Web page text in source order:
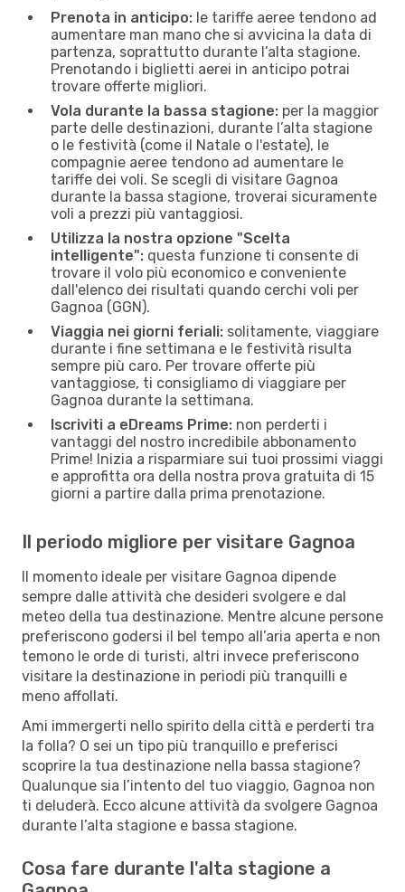
Prenota in anticipo: le tariffe aeree tendono ad
aumentare man mano che si avvicina la data di
partenza, soprattutto durante l’alta stagione.
Prenotando i biglietti aerei in anticipo potrai
trovare offerte migliori.
Vola durante la bassa stagione: per la maggior
parte delle destinazioni, durante l’alta stagione
o le festività (come il Natale o l'estate), le
compagnie aeree tendono ad aumentare le
tariffe dei voli. Se scegli di visitare Gagnoa
durante la bassa stagione, troverai sicuramente
voli a prezzi più vantaggiosi.
Utilizza la nostra opzione "Scelta
intelligente": questa funzione ti consente di
trovare il volo più economico e conveniente
dall'elenco dei risultati quando cerchi voli per
Gagnoa (GGN).
Viaggia nei giorni feriali: solitamente, viaggiare
durante i fine settimana e le festività risulta
sempre più caro. Per trovare offerte più
vantaggiose, ti consigliamo di viaggiare per
Gagnoa durante la settimana.
Iscriviti a eDreams Prime: non perderti i
vantaggi del nostro incredibile abbonamento
Prime! Inizia a risparmiare sui tuoi prossimi viaggi
e approfitta ora della nostra prova gratuita di 15
giorni a partire dalla prima prenotazione.
Il periodo migliore per visitare Gagnoa
Il momento ideale per visitare Gagnoa dipende
sempre dalle attività che desideri svolgere e dal
meteo della tua destinazione. Mentre alcune persone
preferiscono godersi il bel tempo all’aria aperta e non
temono le orde di turisti, altri invece preferiscono
visitare la destinazione in periodi più tranquilli e
meno affollati.
Ami immergerti nello spirito della città e perderti tra
la folla? O sei un tipo più tranquillo e preferisci
scoprire la tua destinazione nella bassa stagione?
Qualunque sia l’intento del tuo viaggio, Gagnoa non
ti deluderà. Ecco alcune attività da svolgere Gagnoa
durante l’alta stagione e bassa stagione.
Cosa fare durante l'alta stagione a